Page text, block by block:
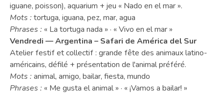
iguane, poisson), aquarium + jeu « Nado en el mar ».
Mots : tortuga, iguana, pez, mar, agua
Phrases : « La tortuga nada » · « Vivo en el mar »
Vendredi — Argentina – Safari de América del Sur
Atelier festif et collectif : grande fête des animaux latino-
américains, défilé + présentation de l'animal préféré.
Mots : animal, amigo, bailar, fiesta, mundo
Phrases : « Me gusta el animal » · « ¡Vamos a bailar! »